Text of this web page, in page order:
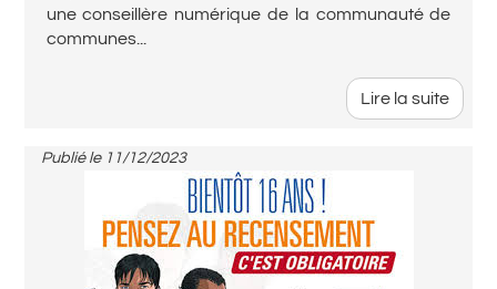
une conseillère numérique de la communauté de
communes...
Lire la suite
Publié le 11/12/2023